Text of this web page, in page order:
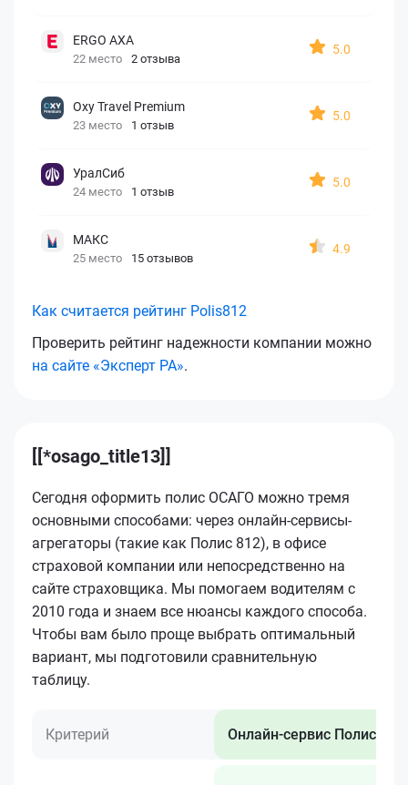
ERGO AXA
22 место 2 отзыва
5.0
Oxy Travel Premium
23 место 1 отзыв
5.0
УралСиб
24 место 1 отзыв
5.0
МАКС
25 место 15 отзывов
4.9
Как считается рейтинг Polis812
Проверить рейтинг надежности компании можно
на сайте «Эксперт РА».
[[*osago_title13]]
Сегодня оформить полис ОСАГО можно тремя
основными способами: через онлайн-сервисы-
агрегаторы (такие как Полис 812), в офисе
страховой компании или непосредственно на
сайте страховщика. Мы помогаем водителям с
2010 года и знаем все нюансы каждого способа.
Чтобы вам было проще выбрать оптимальный
вариант, мы подготовили сравнительную
таблицу.
Критерий Онлайн-сервис Полис 812